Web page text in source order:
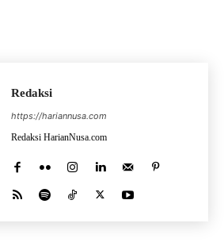
Redaksi
https://hariannusa.com
Redaksi HarianNusa.com